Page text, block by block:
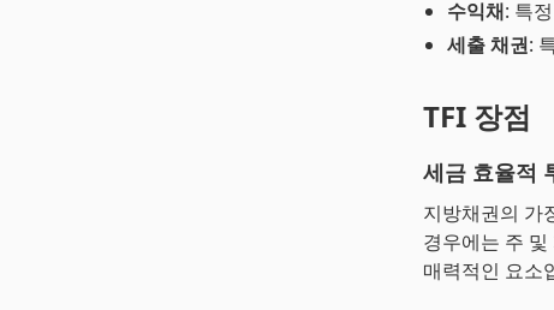
수익채: 특
세출 채권:
TFI 장점
세금 효율적
지방채권의 가
경우에는 주
매력적인 요소